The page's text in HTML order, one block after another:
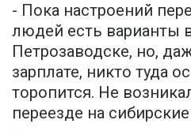
- Пока настроений
людей есть варианты
Петрозаводске, но,
зарплате, никто туда
торопится. Не
переезде на